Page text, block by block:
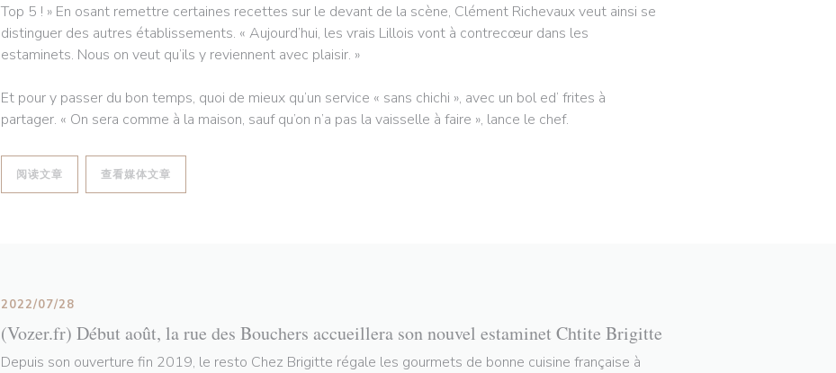
Top 5 ! » En osant remettre certaines recettes sur le devant de la scène, Clément Richevaux veut ainsi se
distinguer des autres établissements. « Aujourd’hui, les vrais Lillois vont à contrecœur dans les
estaminets. Nous on veut qu’ils y reviennent avec plaisir. »
Et pour y passer du bon temps, quoi de mieux qu’un service « sans chichi », avec un bol ed’ frites à
partager. « On sera comme à la maison, sauf qu’on n’a pas la vaisselle à faire », lance le chef.
阅读文章((在新窗口中打开))
查看媒体文章((在新窗口中打开))
(Vozer.fr) Début août, la rue des Bouchers accueillera son nouvel estaminet Chtite Brigitte
2022/07/28
Depuis son ouverture fin 2019, le resto Chez Brigitte régale les gourmets de bonne cuisine française à